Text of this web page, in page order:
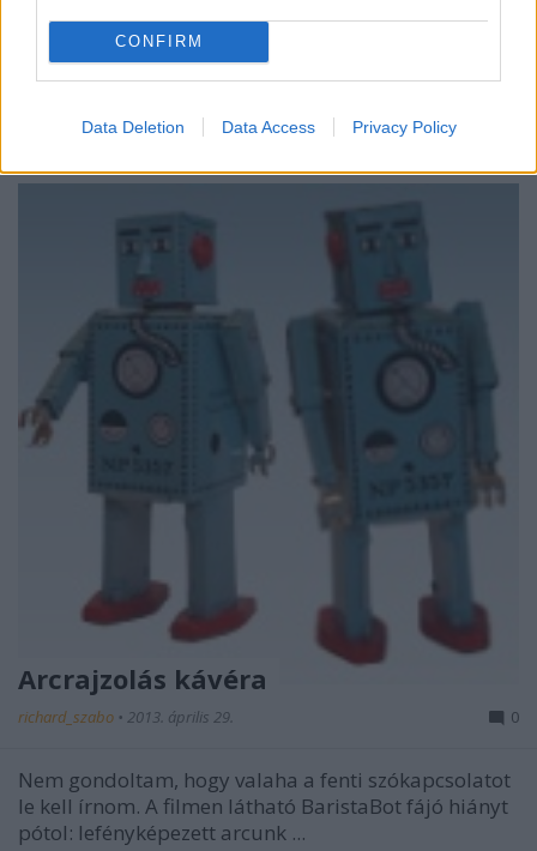
CONFIRM
Data Deletion Data Access Privacy Policy
furdancs blogonjelent meg pár hete a tehetséges
egy olyan robotkart csináljon, amivel ...
Arcrajzolás kávéra
richard_szabo • 2013. április 29. 0
Nem gondoltam, hogy valaha a fenti szókapcsolatot
le kell írnom. A filmen látható BaristaBot fájó hiányt
pótol: lefényképezett arcunk ...